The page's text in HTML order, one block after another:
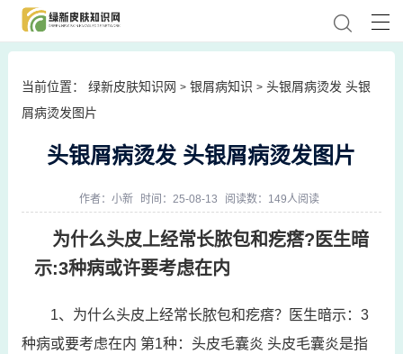
当前位置： 绿新皮肤知识网 > 银屑病知识 > 头银屑病烫发 头银
屑病烫发图片
头银屑病烫发 头银屑病烫发图片
作者： 小新 时间：25-08-13 阅读数：149人阅读
为什么头皮上经常长脓包和疙瘩?医生暗
示:3种病或许要考虑在内
1、为什么头皮上经常长脓包和疙瘩？医生暗示：3
种病或要考虑在内 第1种：头皮毛囊炎 头皮毛囊炎是指